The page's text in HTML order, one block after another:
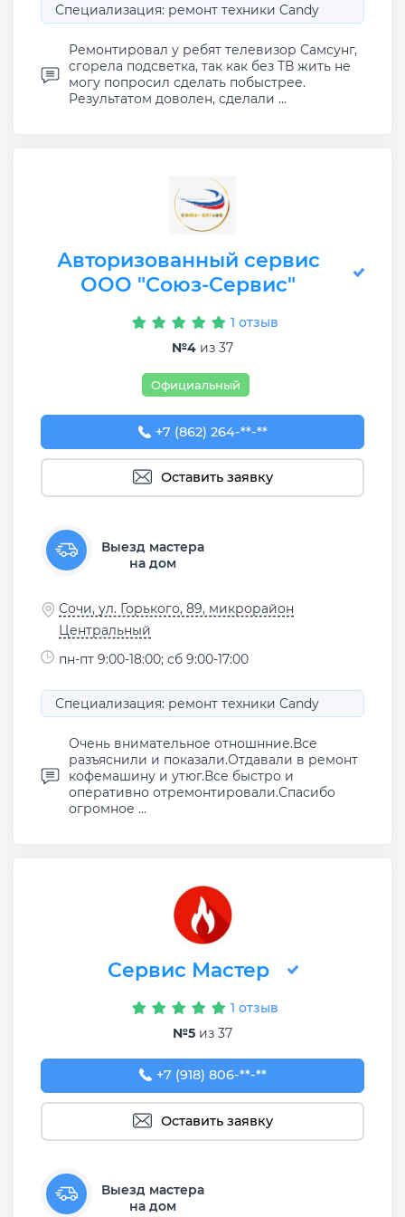
Специализация: ремонт техники Candy
Ремонтировал у ребят телевизор Самсунг,
сгорела подсветка, так как без ТВ жить не
могу попросил сделать побыстрее.
Результатом доволен, сделали ...
Авторизованный сервис
ООО "Союз-Сервис"
1 отзыв
№4 из 37
Официальный
+7 (862) 264-33-22
+7 (862) 264-**-**
Оставить заявку
Выезд мастера
на дом
Сочи, ул. Горького, 89, микрорайон
Центральный
пн-пт 9:00-18:00; сб 9:00-17:00
Специализация: ремонт техники Candy
Очень внимательное отношнние.Все
разъяснили и показали.Отдавали в ремонт
кофемашину и утюг.Все быстро и
оперативно отремонтировали.Спасибо
огромное ...
Сервис Мастер
1 отзыв
№5 из 37
+7 (918) 806-31-30
+7 (918) 806-**-**
Оставить заявку
Выезд мастера
на дом